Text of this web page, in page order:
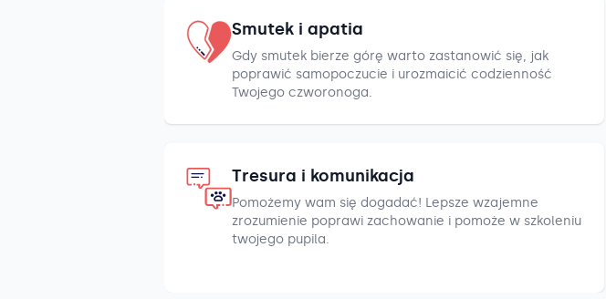
Smutek i apatia
Gdy smutek bierze górę warto zastanowić się, jak
poprawić samopoczucie i urozmaicić codzienność
Twojego czworonoga.
Tresura i komunikacja
Pomożemy wam się dogadać! Lepsze wzajemne
zrozumienie poprawi zachowanie i pomoże w szkoleniu
twojego pupila.